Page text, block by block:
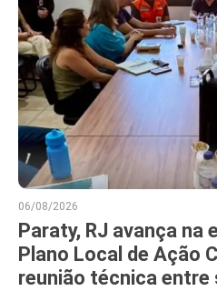
06/08/2026
Paraty, RJ avança na
Plano Local de Ação
reunião técnica